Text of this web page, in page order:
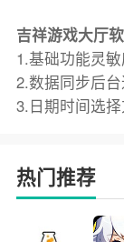
吉祥游戏大厅
1.基础功能灵
2.数据同步后
3.日期时间选
热门推荐